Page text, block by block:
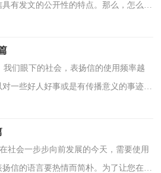
有发文的公开性的特点。那么，怎么去
家整理的医护人员表扬信5...
们眼下的社会，表扬信的使用频率越
一些好人好事或是有传播意义的事迹进
让许多人都头痛的问题...
会一步步向前发展的今天，需要使用
信的语言要热情而简朴。为了让您在写